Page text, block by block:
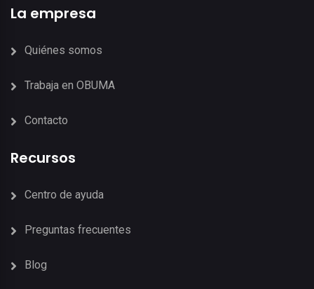
La empresa
Quiénes somos
Trabaja en OBUMA
Contacto
Recursos
Centro de ayuda
Preguntas frecuentes
Blog